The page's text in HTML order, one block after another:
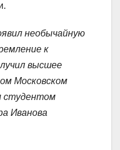
необычайную
к
высшее
Московском
студентом
Иванова